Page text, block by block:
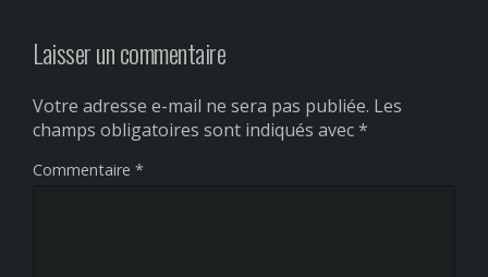
Laisser un commentaire
Votre adresse e-mail ne sera pas publiée. Les
champs obligatoires sont indiqués avec*
Commentaire *